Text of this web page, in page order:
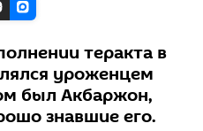
теракта в
уроженцем
был Акбаржон,
знавшие его.